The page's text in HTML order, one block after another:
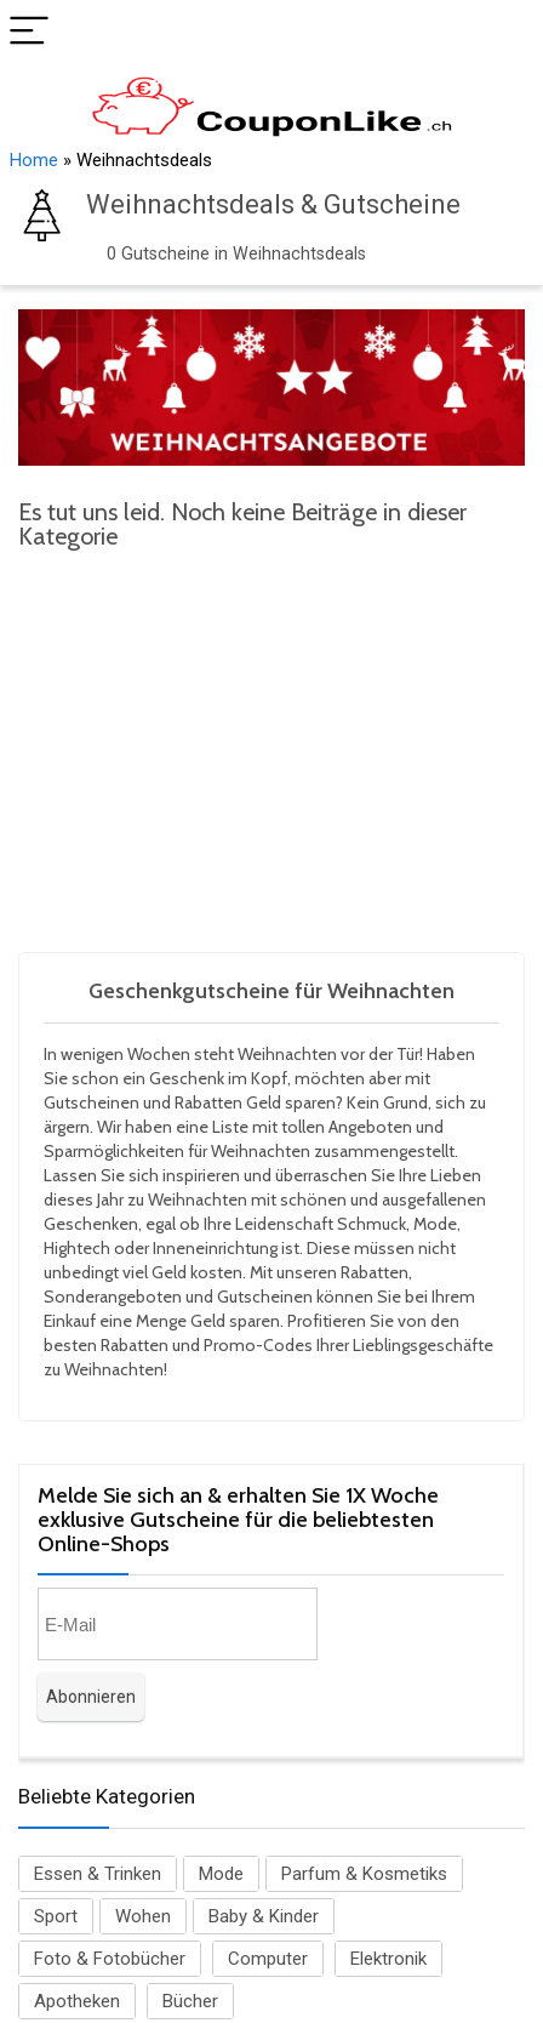
Home » Weihnachtsdeals
Weihnachtsdeals & Gutscheine
0 Gutscheine in Weihnachtsdeals
Es tut uns leid. Noch keine Beiträge in dieser
Kategorie
Geschenkgutscheine für Weihnachten
In wenigen Wochen steht Weihnachten vor der Tür! Haben
Sie schon ein Geschenk im Kopf, möchten aber mit
Gutscheinen und Rabatten Geld sparen? Kein Grund, sich zu
ärgern. Wir haben eine Liste mit tollen Angeboten und
Sparmöglichkeiten für Weihnachten zusammengestellt.
Lassen Sie sich inspirieren und überraschen Sie Ihre Lieben
dieses Jahr zu Weihnachten mit schönen und ausgefallenen
Geschenken, egal ob Ihre Leidenschaft Schmuck, Mode,
Hightech oder Inneneinrichtung ist. Diese müssen nicht
unbedingt viel Geld kosten. Mit unseren Rabatten,
Sonderangeboten und Gutscheinen können Sie bei Ihrem
Einkauf eine Menge Geld sparen. Profitieren Sie von den
besten Rabatten und Promo-Codes Ihrer Lieblingsgeschäfte
zu Weihnachten!
Melde Sie sich an & erhalten Sie 1X Woche
exklusive Gutscheine für die beliebtesten
Online-Shops​
Beliebte Kategorien
Essen & Trinken Mode
Parfum & Kosmetiks
Sport
Wohen
Baby & Kinder
Foto & Fotobücher
Computer
Elektronik
Apotheken
Bücher